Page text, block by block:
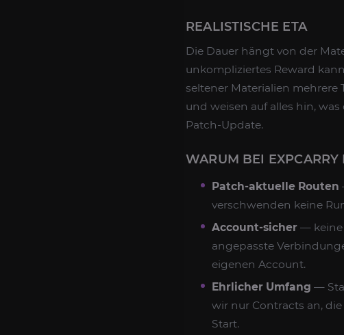
REALISTISCHE ETA
Die Dauer hängt von der
unkompliziertes Reward
seltener Materialien
und weisen auf alles hin,
Patch-Update.
WARUM BEI EXPCARRY
Patch-aktuelle Routen
verschwenden keine
Account-sicher — keine
angepasste
eigenen Account.
Ehrlicher Umfang —
wir nur Contracts an,
Start.